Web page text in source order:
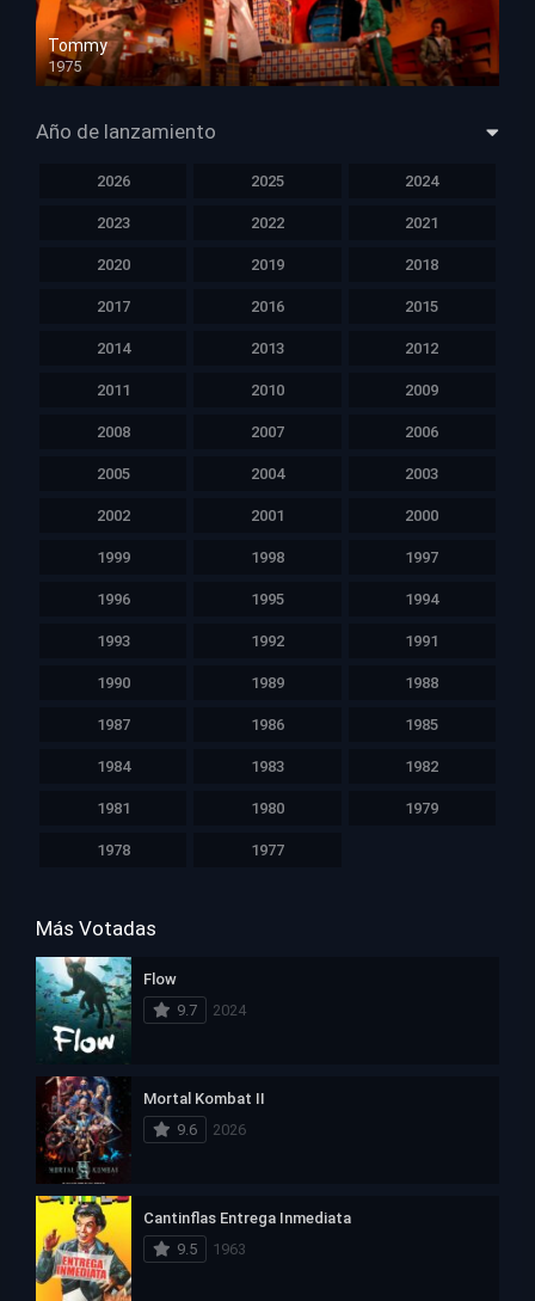
Tommy
1975
HD 1080p
Año de lanzamiento
2026 2025 2024
2023 2022 2021
2020 2019 2018
2017 2016 2015
2014 2013 2012
2011 2010 2009
2008 2007 2006
2005 2004 2003
2002 2001 2000
1999 1998 1997
1996 1995 1994
1993 1992 1991
1990 1989 1988
1987 1986 1985
1984 1983 1982
1981 1980 1979
1978 1977
Más Votadas
Flow
9.7
2024
Mortal Kombat II
9.6
2026
Cantinflas Entrega Inmediata
9.5
1963